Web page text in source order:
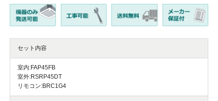
セット内容
室内:FAP45FB
室外:RSRP45DT
リモコン:BRC1G4